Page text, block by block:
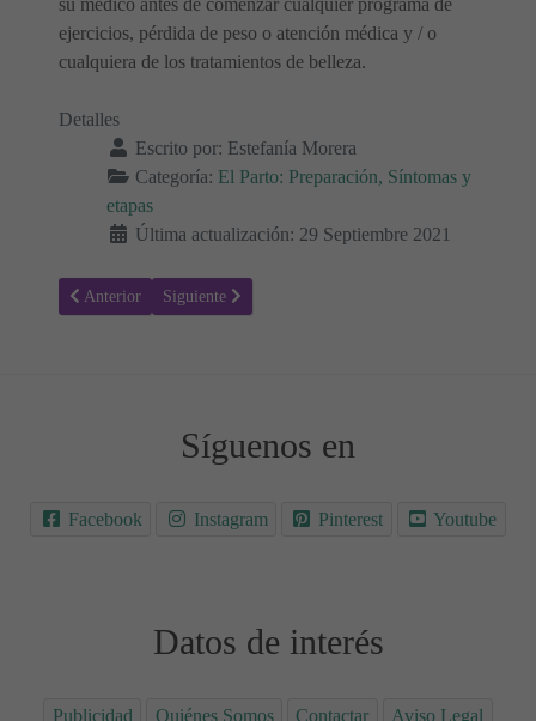
su médico antes de comenzar cualquier programa de
ejercicios, pérdida de peso o atención médica y / o
cualquiera de los tratamientos de belleza.
Detalles
Escrito por: Estefanía Morera
Categoría: El Parto: Preparación, Síntomas y
etapas
Última actualización: 29 Septiembre 2021
Artículo anterior: Método Bonapace para prepararse para el parto sin
Anterior Artículo siguiente: ¿Cuánto dura la estancia en el
Siguiente
Síguenos en
Facebook Instagram Pinterest Youtube
Datos de interés
Publicidad Quiénes Somos Contactar Aviso Legal